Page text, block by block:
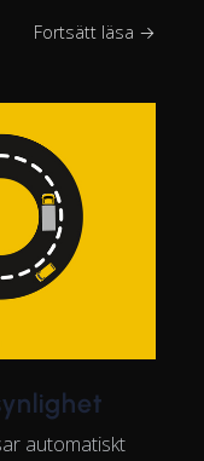
Fortsätt läsa →
automatiskt